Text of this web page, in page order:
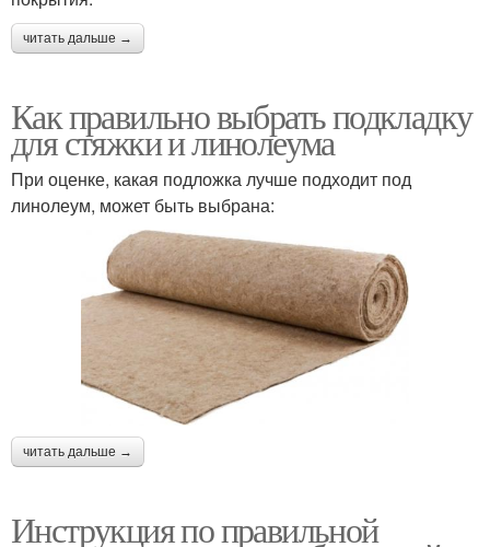
читать дальше →
Как правильно выбрать подкладку
для стяжки и линолеума
При оценке, какая подложка лучше подходит под
линолеум, может быть выбрана:
читать дальше →
Инструкция по правильной